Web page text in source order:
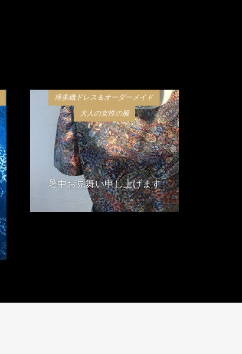
博多織ドレス＆オーダーメイド
大人の女性の服
暑中お見舞い申し上げます
2018年7月13日